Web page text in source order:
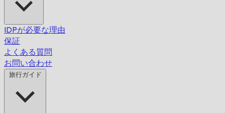
IDPが必要な理由
保証
よくある質問
お問い合わせ
旅行ガイド